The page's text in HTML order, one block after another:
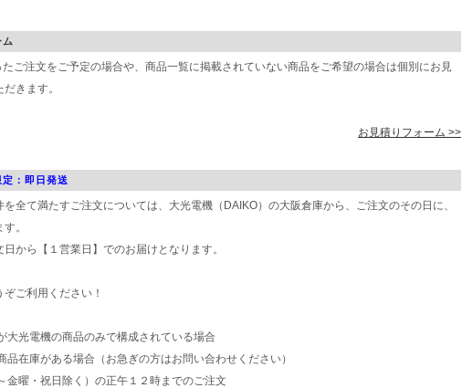
ご注文をご予定の場合や、商品一覧に掲載されていない商品をご希望の場合は個別にお見
きます。
お見積りフォーム >>
：即日発送
全て満たすご注文については、大光電機（DAIKO）の大阪倉庫から、ご注文のその日に、
。
から【１営業日】でのお届けとなります。
ご利用ください！
光電機の商品のみで構成されている場合
在庫がある場合（お急ぎの方はお問い合わせください）
曜・祝日除く）の正午１２時までのご注文